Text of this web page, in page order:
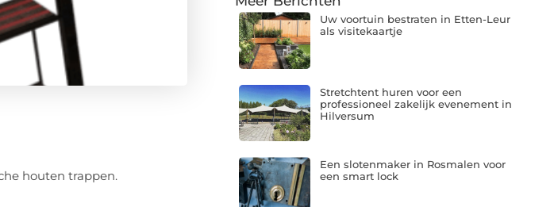
houten trappen.
Uw voortuin bestraten in Etten-Leur
als visitekaartje
Stretchtent huren voor een
professioneel zakelijk evenement in
Hilversum
Een slotenmaker in Rosmalen voor
een smart lock